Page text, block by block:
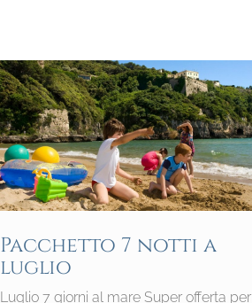
Pacchetto 7 notti a
luglio
Luglio 7 giorni al mare Super offerta per